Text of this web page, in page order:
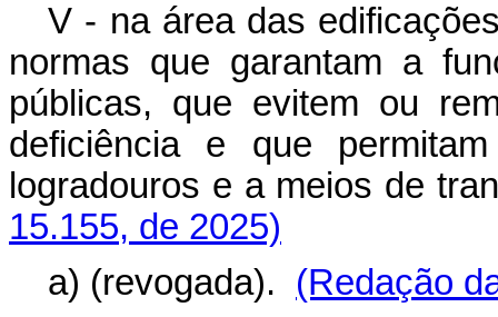
V - na área das
normas que garantam a
públicas, que evitem ou
deficiência e que
logradouros e a meios de
15.155, de 2025)
a) (revogada). (Redação